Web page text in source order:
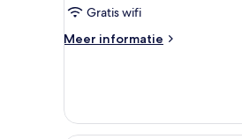
zee
laden
Gratis wifi
Meer informatie
Meer
kingsize
bed,